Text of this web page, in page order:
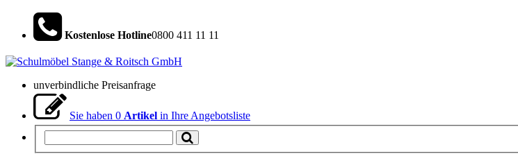
Kostenlose Hotline0800 411 11 11
unverbindliche Preisanfrage
Sie haben 0 Artikel in Ihre Angebotsliste